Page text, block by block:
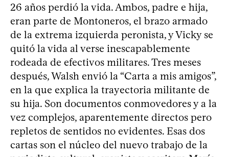
26 años perdió la vida. Ambos, padre e hija,
eran parte de Montoneros, el brazo armado
de la extrema izquierda peronista, y Vicky se
quitó la vida al verse inescapablemente
rodeada de efectivos militares. Tres meses
después, Walsh envió la “Carta a mis amigos”,
en la que explica la trayectoria militante de
su hija. Son documentos conmovedores y a la
vez complejos, aparentemente directos pero
repletos de sentidos no evidentes. Esas dos
cartas son el núcleo del nuevo trabajo de la